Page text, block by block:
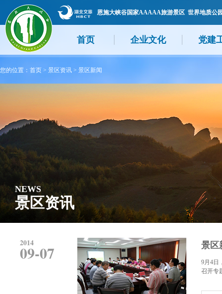
恩施大峡谷国家AAAAA旅游景区 世界地质公
首页 企业文化 党建
您的位置： 首页 > 景区资讯 > 景区新闻
NEWS
景区资讯
2014
09-07 景区
9月4日
召开专